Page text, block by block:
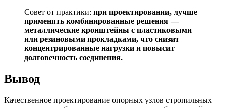
Совет от практики: при проектировании, лучше
применять комбинированные решения —
металлические кронштейны с пластиковыми
или резиновыми прокладками, что снизит
концентрированные нагрузки и повысит
долговечность соединения.
Вывод
Качественное проектирование опорных узлов стропильных